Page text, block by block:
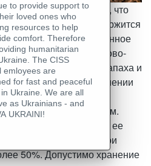
состоит в том, что
в котором содержится
концентрированное
используют для садово-
вещество не имеет запаха и
Причем при повышении
увеличивается.
соединениям.
поэтому хранить ее
помещении, при
50%. Допустимо хранение
to provide support to
loved ones who
resources to help
comfort. Therefore
humanitarian
The CISS
emloyees are
for fast and peaceful
Ukraine. We are all
as Ukrainians - and
UKRAINI!